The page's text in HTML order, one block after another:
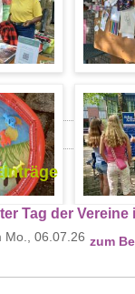
Tag der Vereine
Mo., 06.07.26 zum